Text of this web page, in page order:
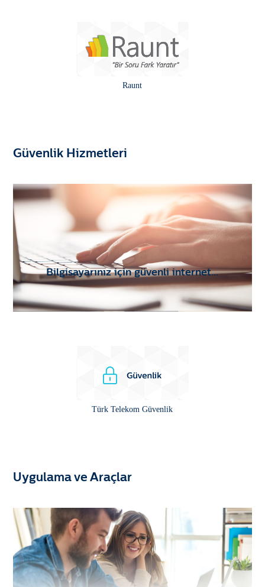
Raunt
Güvenlik Hizmetleri
Bilgisayarınız için güvenli internet…
Türk Telekom Güvenlik
Uygulama ve Araçlar